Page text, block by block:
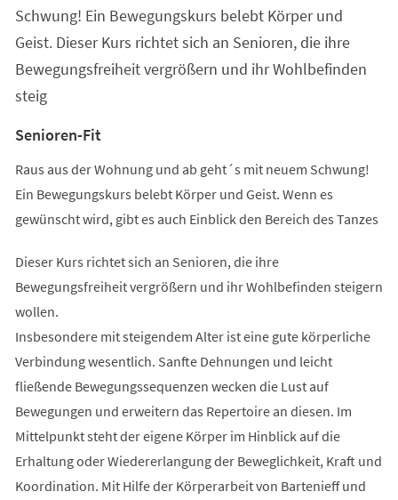
Schwung! Ein Bewegungskurs belebt Körper und
Geist. Dieser Kurs richtet sich an Senioren, die ihre
Bewegungsfreiheit vergrößern und ihr Wohlbefinden
steig
Senioren-Fit
Raus aus der Wohnung und ab geht´s mit neuem Schwung!
Ein Bewegungskurs belebt Körper und Geist. Wenn es
gewünscht wird, gibt es auch Einblick den Bereich des Tanzes
Dieser Kurs richtet sich an Senioren, die ihre
Bewegungsfreiheit vergrößern und ihr Wohlbefinden steigern
wollen.
Insbesondere mit steigendem Alter ist eine gute körperliche
Verbindung wesentlich. Sanfte Dehnungen und leicht
fließende Bewegungssequenzen wecken die Lust auf
Bewegungen und erweitern das Repertoire an diesen. Im
Mittelpunkt steht der eigene Körper im Hinblick auf die
Erhaltung oder Wiedererlangung der Beweglichkeit, Kraft und
Koordination. Mit Hilfe der Körperarbeit von Bartenieff und